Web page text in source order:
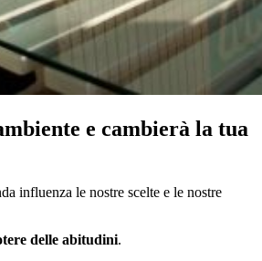
e cambierà la tua
influenza le nostre scelte e le nostre
delle abitudini.